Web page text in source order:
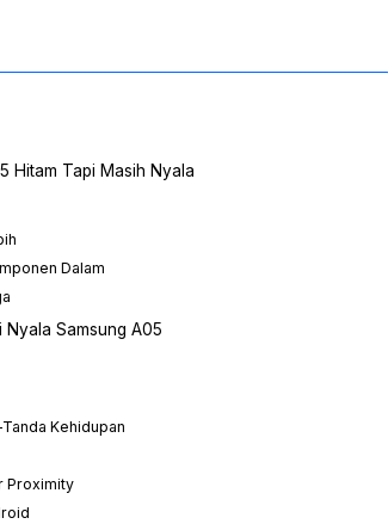
Hitam Tapi Masih Nyala
Dalam
Nyala Samsung A05
Kehidupan
Proximity